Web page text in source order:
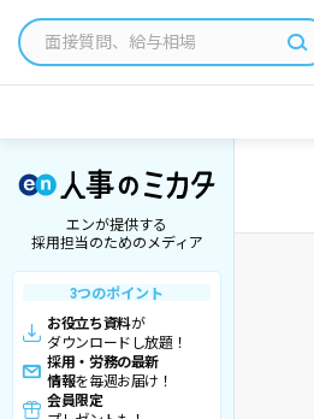
エンが提供する
採用担当のためのメディア
3つのポイント
お役立ち資料が
ダウンロードし放題！
採用・労務の最新
情報を毎週お届け！
会員限定